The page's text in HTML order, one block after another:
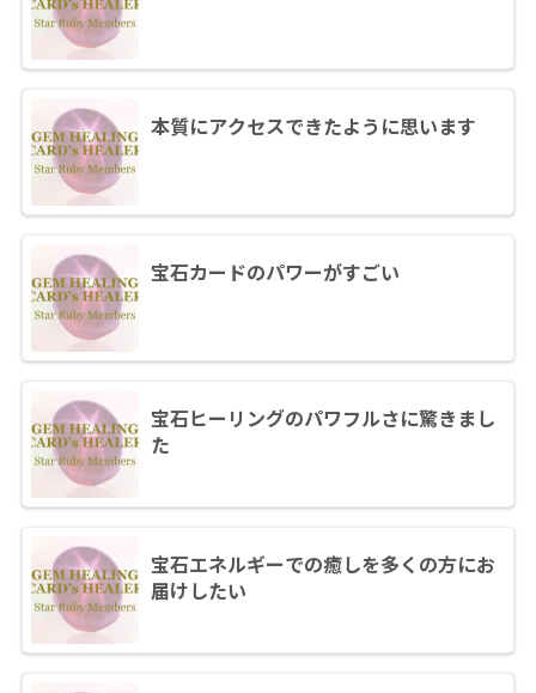
本質にアクセスできたように思います
宝石カードのパワーがすごい
宝石ヒーリングのパワフルさに驚きまし
た
宝石エネルギーでの癒しを多くの方にお
届けしたい